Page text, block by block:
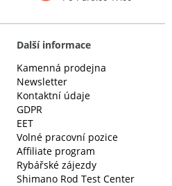
Další informace
Kamenná prodejna
Newsletter
Kontaktní údaje
GDPR
EET
Volné pracovní pozice
Affiliate program
Rybářské zájezdy
Shimano Rod Test Center